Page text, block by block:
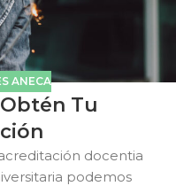
ANECA
Tu
docentia
podemos